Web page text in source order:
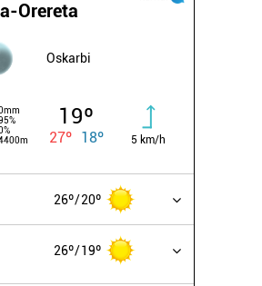
Orereta
Oskarbi
19º
27º 18º 5 km/h
26º 20º
26º 19º